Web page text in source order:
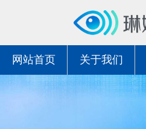
网站首页 关于我们